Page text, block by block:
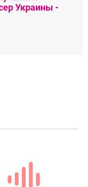
Украины -